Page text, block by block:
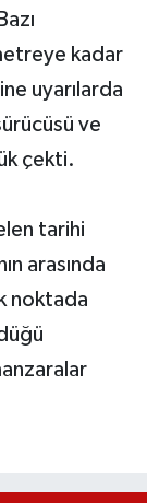
kadar
uyarılarda
ve
çekti.
tarihi
arasında
noktada